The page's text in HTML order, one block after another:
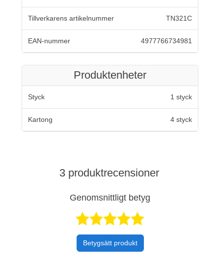
Tillverkarens artikelnummer TN321C
EAN-nummer 4977766734981
Produktenheter
Styck 1 styck
Kartong 4 styck
3 produktrecensioner
Genomsnittligt betyg
Betygsatt 5 av
Betygsätt produkt